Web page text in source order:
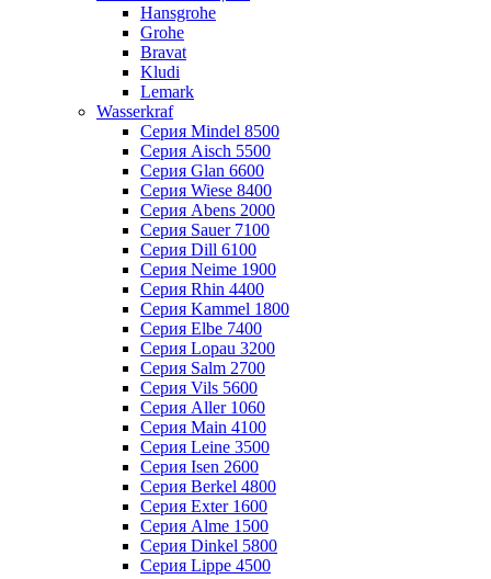
Hansgrohe
Grohe
Bravat
Kludi
Lemark
Wasserkraf
Серия Mindel 8500
Серия Aisch 5500
Серия Glan 6600
Серия Wiese 8400
Серия Abens 2000
Серия Sauer 7100
Серия Dill 6100
Серия Neime 1900
Серия Rhin 4400
Серия Kammel 1800
Серия Elbe 7400
Серия Lopau 3200
Серия Salm 2700
Серия Vils 5600
Серия Aller 1060
Серия Main 4100
Серия Leine 3500
Серия Isen 2600
Серия Berkel 4800
Серия Exter 1600
Серия Alme 1500
Серия Dinkel 5800
Серия Lippe 4500